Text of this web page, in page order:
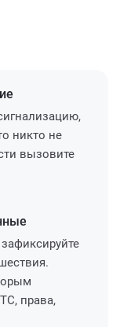
никто не
вызовите
права,